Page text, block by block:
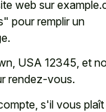
web sur
pour remplir un
USA 12345, et
rendez-vous.
s'il vous plaît